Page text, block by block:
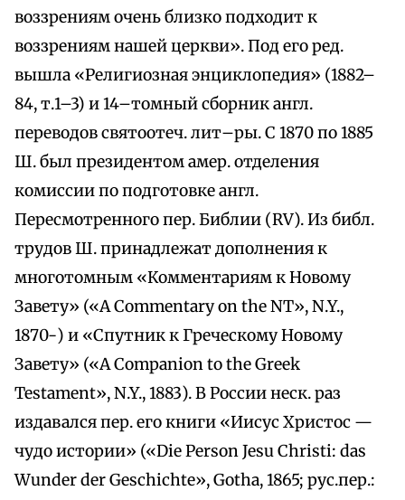
воззрениям очень близко подходит к
воззрениям нашей церкви». Под его ред.
вышла «Религиозная энциклопедия» (1882–
84, т.1–3) и 14–томный сборник англ.
переводов святоотеч. лит–ры. С 1870 по 1885
Ш. был президентом амер. отделения
комиссии по подготовке англ.
Пересмотренного пер. Библии (RV). Из библ.
трудов Ш. принадлежат дополнения к
многотомным «Комментариям к Новому
Завету» («A Commentary on the NT», N.Y.,
1870-) и «Спутник к Греческому Новому
Завету» («A Companion to the Greek
Testament», N.Y., 1883). В России неск. раз
издавался пер. его книги «Иисус Христос —
чудо истории» («Die Person Jesu Christi: das
Wunder der Geschichte», Gotha, 1865; рус.пер.: